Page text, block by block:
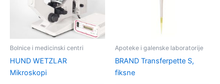
Bolnice i medicinski centri
HUND WETZLAR
Mikroskopi
Apoteke i galenske laboratorije
BRAND Transferpette S,
fiksne